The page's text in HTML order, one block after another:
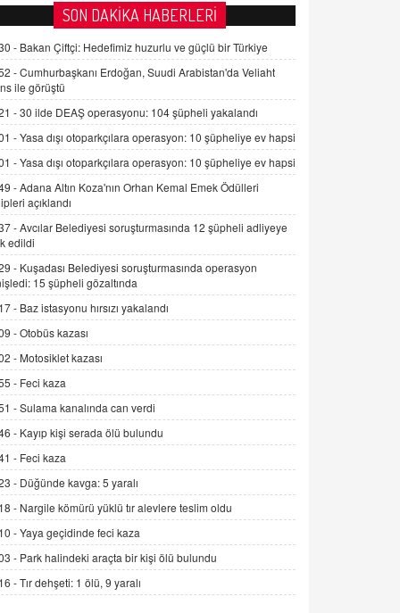
FARUK ÖNALAN
Tezkere Onaylanmasaydı…
2 Kasım 2021 Salı 00:11
AV. DOĞAN CAN DOĞAN
Kişisel verilerin korunması ve dijital
hukukun gelişimi
15.09.2025 16:17
SEHER EREK
Kış Ayları Geldi, Hangi Önlemler
Alınmalı?
İNCİ GÜL AKÖL
Trump Keşke Adana'yı da Ziyaret Etse...
06.07.2026 13:00
ADEM AKÖL
Esed Destekçilerinin Yüzüne Vurulan
Şamar: Sednaya
11.12.2024 12:30
DR. EKREM ASLAN
Gerçek Ne, Algı Ne? "Beraber
Yürüyoruz" Cümlesinin Peşinden
19.07.2025 12:45
GÖNÜL MENEKŞE
Şifacının Yolu
04.11.2025 12:56
SON DAKİKA HABERLERİ
- Bakan Çiftçi: Hedefimiz huzurlu ve güçlü bir Türkiye
-Cumhurbaşkanı Erdoğan, Suudi Arabistan'da Veliaht
ile görüştü
-30 ilde DEAŞ operasyonu: 104 şüpheli yakalandı
-Yasa dışı otoparkçılara operasyon: 10 şüpheliye ev hapsi
-Yasa dışı otoparkçılara operasyon: 10 şüpheliye ev hapsi
-Adana Altın Koza'nın Orhan Kemal Emek Ödülleri
açıklandı
-Avcılar Belediyesi soruşturmasında 12 şüpheli adliyeye
edildi
- Kuşadası Belediyesi soruşturmasında operasyon
15 şüpheli gözaltında
- Baz istasyonu hırsızı yakalandı
-Otobüs kazası
- Motosiklet kazası
- Feci kaza
-Sulama kanalında can verdi
- Kayıp kişi serada ölü bulundu
- Feci kaza
- Düğünde kavga: 5 yaralı
- Nargile kömürü yüklü tır alevlere teslim oldu
-Yaya geçidinde feci kaza
- Park halindeki araçta bir kişi ölü bulundu
-Tır dehşeti: 1 ölü, 9 yaralı